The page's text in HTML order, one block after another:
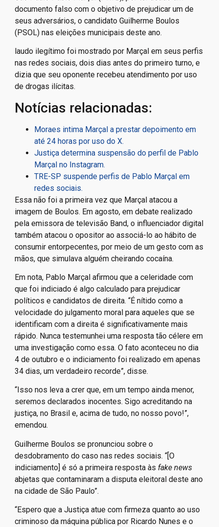
documento falso com o objetivo de prejudicar um de
seus adversários, o candidato Guilherme Boulos
(PSOL) nas eleições municipais deste ano.
laudo ilegítimo foi mostrado por Marçal em seus perfis
nas redes sociais, dois dias antes do primeiro turno, e
dizia que seu oponente recebeu atendimento por uso
de drogas ilícitas.
Notícias relacionadas:
Moraes intima Marçal a prestar depoimento em
até 24 horas por uso do X.
Justiça determina suspensão do perfil de Pablo
Marçal no Instagram.
TRE-SP suspende perfis de Pablo Marçal em
redes sociais.
Essa não foi a primeira vez que Marçal atacou a
imagem de Boulos. Em agosto, em debate realizado
pela emissora de televisão Band, o influenciador digital
também atacou o opositor ao associá-lo ao hábito de
consumir entorpecentes, por meio de um gesto com as
mãos, que simulava alguém cheirando cocaína.
Em nota, Pablo Marçal afirmou que a celeridade com
que foi indiciado é algo calculado para prejudicar
políticos e candidatos de direita. “É nítido como a
velocidade do julgamento moral para aqueles que se
identificam com a direita é significativamente mais
rápido. Nunca testemunhei uma resposta tão célere em
uma investigação como essa. O fato aconteceu no dia
4 de outubro e o indiciamento foi realizado em apenas
34 dias, um verdadeiro recorde”, disse.
“Isso nos leva a crer que, em um tempo ainda menor,
seremos declarados inocentes. Sigo acreditando na
justiça, no Brasil e, acima de tudo, no nosso povo!”,
emendou.
Guilherme Boulos se pronunciou sobre o
desdobramento do caso nas redes sociais. “[O
indiciamento] é só a primeira resposta às fake news
abjetas que contaminaram a disputa eleitoral deste ano
na cidade de São Paulo”.
“Espero que a Justiça atue com firmeza quanto ao uso
criminoso da máquina pública por Ricardo Nunes e o